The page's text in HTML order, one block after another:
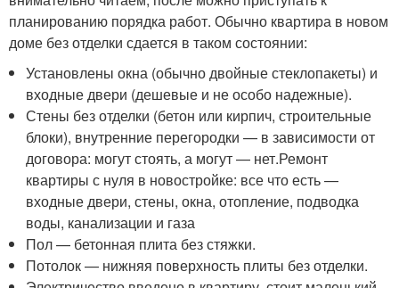
планированию порядка работ. Обычно квартира в новом
доме без отделки сдается в таком состоянии:
Установлены окна (обычно двойные стеклопакеты) и
входные двери (дешевые и не особо надежные).
Стены без отделки (бетон или кирпич, строительные
блоки), внутренние перегородки — в зависимости от
договора: могут стоять, а могут — нет.Ремонт
квартиры с нуля в новостройке: все что есть —
входные двери, стены, окна, отопление, подводка
воды, канализации и газа
Пол — бетонная плита без стяжки.
Потолок — нижняя поверхность плиты без отделки.